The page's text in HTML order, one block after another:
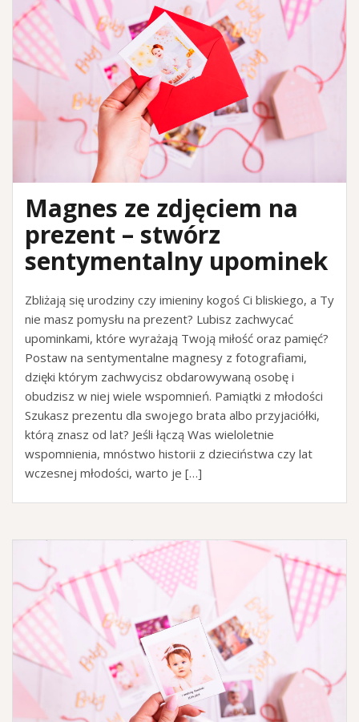
Magnes ze zdjęciem na
prezent – stwórz
sentymentalny upominek
Zbliżają się urodziny czy imieniny kogoś Ci bliskiego, a Ty
nie masz pomysłu na prezent? Lubisz zachwycać
upominkami, które wyrażają Twoją miłość oraz pamięć?
Postaw na sentymentalne magnesy z fotografiami,
dzięki którym zachwycisz obdarowywaną osobę i
obudzisz w niej wiele wspomnień. Pamiątki z młodości
Szukasz prezentu dla swojego brata albo przyjaciółki,
którą znasz od lat? Jeśli łączą Was wieloletnie
wspomnienia, mnóstwo historii z dzieciństwa czy lat
wczesnej młodości, warto je […]